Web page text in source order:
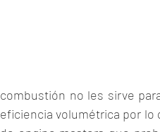
combustión no les sirve
eficiencia volumétrica por lo